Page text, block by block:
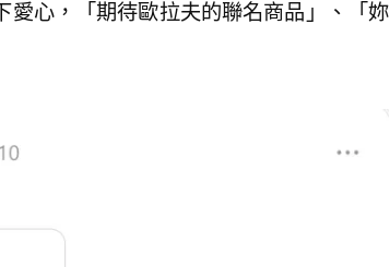
愛心，「期待歐拉夫的聯名商品」、「妳